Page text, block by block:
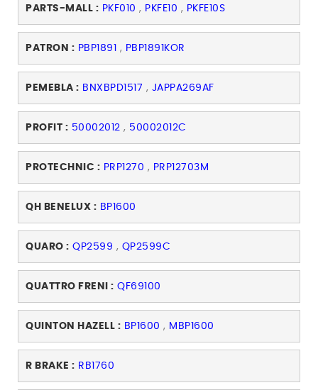
PARTS-MALL : PKF010 , PKFE10 , PKFE10S
PATRON : PBP1891 , PBP1891KOR
PEMEBLA : BNXBPD1517 , JAPPA269AF
PROFIT : 50002012 , 50002012C
PROTECHNIC : PRP1270 , PRP12703M
QH BENELUX : BP1600
QUARO : QP2599 , QP2599C
QUATTRO FRENI : QF69100
QUINTON HAZELL : BP1600 , MBP1600
R BRAKE : RB1760